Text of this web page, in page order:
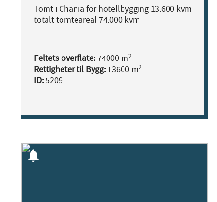
Tomt i Chania for hotellbygging 13.600 kvm
totalt tomteareal 74.000 kvm
Feltets overflate:74000 m2
Rettigheter til Bygg: 13600 m2
ID:5209
notifications